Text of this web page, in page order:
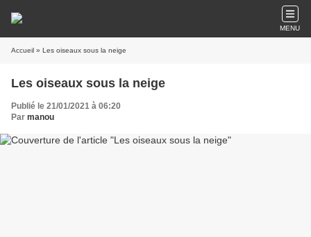
MENU
Accueil » Les oiseaux sous la neige
Les oiseaux sous la neige
Publié le 21/01/2021 à 06:20
Par manou